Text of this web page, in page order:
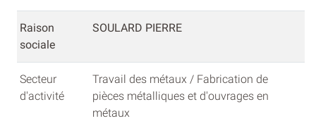
Raison
sociale
SOULARD PIERRE
Secteur
d'activité
Travail des métaux / Fabrication de
pièces métalliques et d'ouvrages en
métaux